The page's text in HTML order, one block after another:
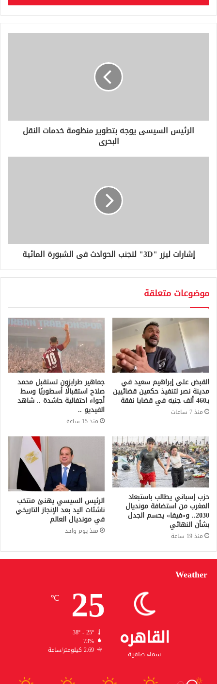
ب
ر
ي
ر
الرئيس السيسى يوجه بتطوير منظومة خدمات النقل
البحرى
إشارات ليزر "3D" لتجنب الحوادث فى الشبورة المائية
موضوعات متعلقة
القبض على إبراهيم سعيد في
مدينة نصر لتنفيذ حكمين قضائيين
بـ460 ألف جنيه في قضايا نفقة
منذ 7 ساعات
جماهير طرابزون تستقبل محمد
صلاح استقبالًا أسطوريًا وسط
أجواء احتفالية حاشدة .. شاهد
الفيديو ..
منذ 15 ساعة
حزب إسباني يطالب باستبعاد
المغرب من استضافة مونديال
2030.. و«فيفا» يحسم الجدل
بشأن النهائي
منذ 19 ساعة
الرئيس السيسي يهنئ منتخب
ناشئات اليد بعد الإنجاز التاريخي
في مونديال العالم
منذ يوم واحد
Weather
القاهره
سماء صافية
25
℃
38º - 25º
73%
2.69 كيلومتر/ساعة